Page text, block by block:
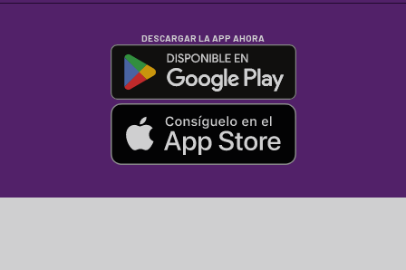
DESCARGAR LA APP AHORA